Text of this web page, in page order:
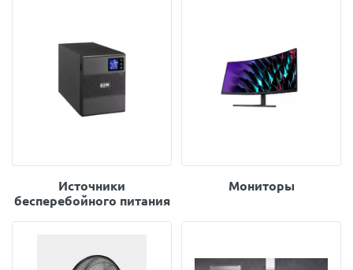
Источники
бесперебойного питания
Мониторы